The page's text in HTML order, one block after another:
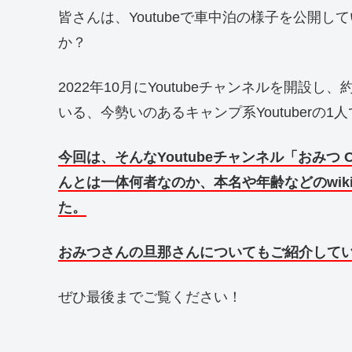
皆さんは、Youtubeで車中泊の様子を公開し
か？
2022年10月にYoutubeチャンネルを開設し、
いる、今勢いのあるキャンプ系Youtuberの1人
今回は、そんなYoutubeチャンネル「おみつ
んとは一体何者なのか、本名や年齢などの
た。
おみつさんの旦那さんについてもご紹介して
ぜひ最後までご覧ください！